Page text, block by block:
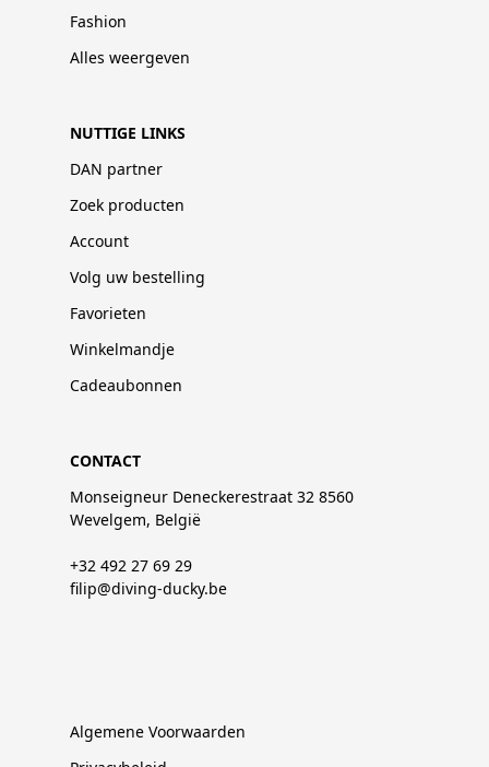
Fashion
Alles weergeven
NUTTIGE LINKS
DAN partner
Zoek producten
Account
Volg uw bestelling
Favorieten
Winkelmandje
Cadeaubonnen
CONTACT
Monseigneur Deneckerestraat 32 8560
Wevelgem, België
+32 492 27 69 29
filip@diving-ducky.be
Algemene Voorwaarden